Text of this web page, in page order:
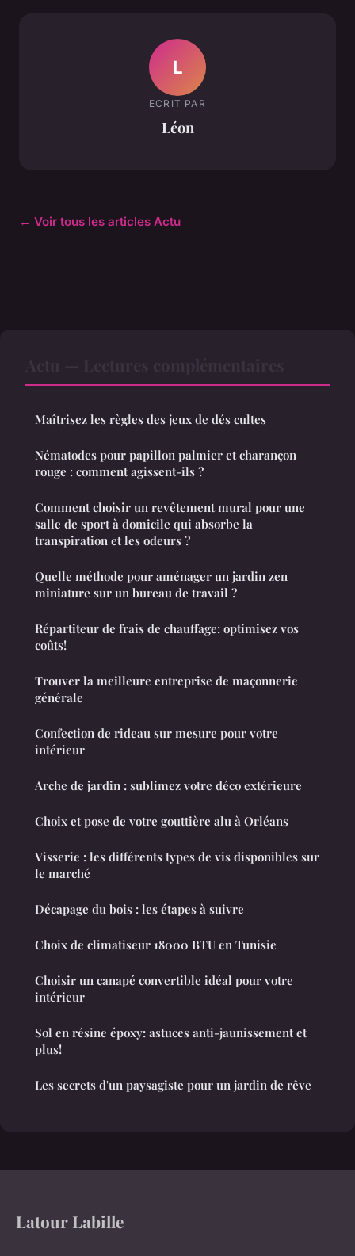
L
ECRIT PAR
Léon
← Voir tous les articles Actu
Maîtrisez les règles des jeux de dés cultes
Nématodes pour papillon palmier et charançon
rouge : comment agissent-ils ?
Comment choisir un revêtement mural pour une
salle de sport à domicile qui absorbe la
transpiration et les odeurs ?
Quelle méthode pour aménager un jardin zen
miniature sur un bureau de travail ?
Répartiteur de frais de chauffage: optimisez vos
coûts!
Trouver la meilleure entreprise de maçonnerie
générale
Confection de rideau sur mesure pour votre
intérieur
Arche de jardin : sublimez votre déco extérieure
Choix et pose de votre gouttière alu à Orléans
Visserie : les différents types de vis disponibles sur
le marché
Décapage du bois : les étapes à suivre
Choix de climatiseur 18000 BTU en Tunisie
Choisir un canapé convertible idéal pour votre
intérieur
Sol en résine époxy: astuces anti-jaunissement et
plus!
Les secrets d'un paysagiste pour un jardin de rêve
Latour Labille